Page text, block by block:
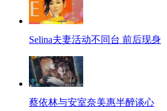
Selina夫妻活动不同台 前后现身
蔡依林与安室奈美惠半醉谈心